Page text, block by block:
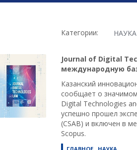
Категории: НАУКА
Journal of Digital
международную
Казанский
сообщает о
Digital Technologies
успешно прошел
(CSAB) и включен в
Scopus.